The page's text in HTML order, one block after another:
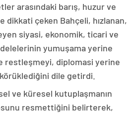
arasındaki barış, huzur ve
çeken Bahçeli, hızlanan,
siyasi, ekonomik, ticari ve
yumuşama yerine
restleşmeyi, diplomasi yerine
dile getirdi.
ve küresel kutuplaşmanın
resmettiğini belirterek,